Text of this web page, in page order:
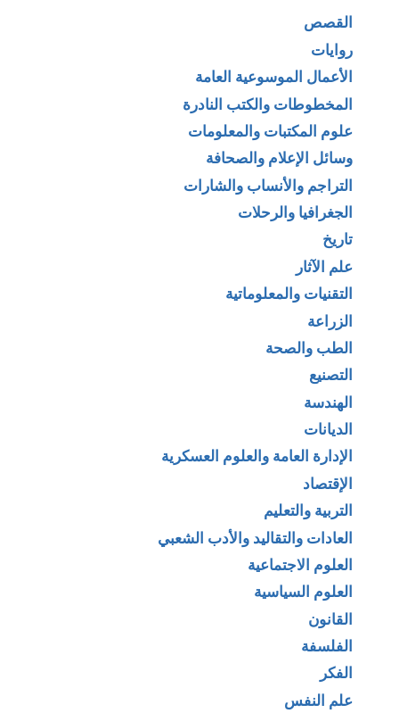
القصص
روايات
الأعمال الموسوعية العامة
المخطوطات والكتب النادرة
علوم المكتبات والمعلومات
وسائل الإعلام والصحافة
التراجم والأنساب والشارات
الجغرافيا والرحلات
تاريخ
علم الآثار
التقنيات والمعلوماتية
الزراعة
الطب والصحة
التصنيع
الهندسة
الديانات
الإدارة العامة والعلوم العسكرية
الإقتصاد
التربية والتعليم
العادات والتقاليد والأدب الشعبي
العلوم الاجتماعية
العلوم السياسية
القانون
الفلسفة
الفكر
علم النفس